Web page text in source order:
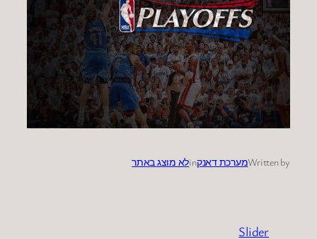
Written byמערכת דאנקinלא מוצג באתר
Slider